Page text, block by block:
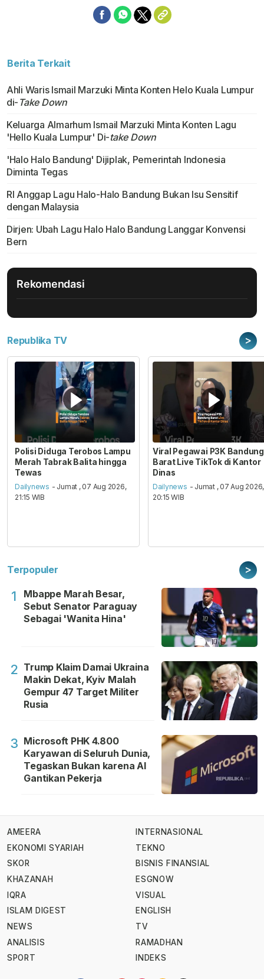
Berita Terkait
Ahli Waris Ismail Marzuki Minta Konten Helo Kuala Lumpur
di- Take Down
Keluarga Almarhum Ismail Marzuki Minta Konten Lagu
'Hello Kuala Lumpur' Di-take Down
'Halo Halo Bandung' Dijiplak, Pemerintah Indonesia
Diminta Tegas
RI Anggap Lagu Halo-Halo Bandung Bukan Isu Sensitif
dengan Malaysia
Dirjen: Ubah Lagu Halo Halo Bandung Langgar Konvensi
Bern
Rekomendasi
Republika TV >
Polisi Diduga Terobos Lampu
Merah Tabrak Balita hingga
Tewas
Dailynews - Jumat , 07 Aug 2026,
21:15 WIB
Viral Pegawai P3K Bandung
Barat Live TikTok di Kantor
Dinas
Dailynews - Jumat , 07 Aug 2026,
20:15 WIB
Terpopuler >
1
Mbappe Marah Besar,
Sebut Senator Paraguay
Sebagai 'Wanita Hina'
2 Trump Klaim Damai Ukraina
Makin Dekat, Kyiv Malah
Gempur 47 Target Militer
Rusia
3 Microsoft PHK 4.800
Karyawan di Seluruh Dunia,
Tegaskan Bukan karena AI
Gantikan Pekerja
AMEERA
EKONOMI SYARIAH
SKOR
KHAZANAH
IQRA
ISLAM DIGEST
NEWS
ANALISIS
SPORT
INTERNASIONAL
TEKNO
BISNIS FINANSIAL
ESGNOW
VISUAL
ENGLISH
TV
RAMADHAN
INDEKS